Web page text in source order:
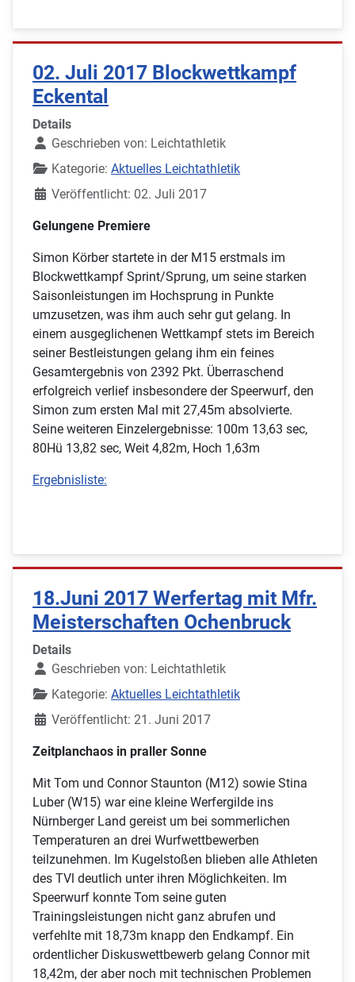
02. Juli 2017 Blockwettkampf
Eckental
Details
Geschrieben von: Leichtathletik
Kategorie: Aktuelles Leichtathletik
Veröffentlicht: 02. Juli 2017
Gelungene Premiere
Simon Körber startete in der M15 erstmals im
Blockwettkampf Sprint/Sprung, um seine starken
Saisonleistungen im Hochsprung in Punkte
umzusetzen, was ihm auch sehr gut gelang. In
einem ausgeglichenen Wettkampf stets im Bereich
seiner Bestleistungen gelang ihm ein feines
Gesamtergebnis von 2392 Pkt. Überraschend
erfolgreich verlief insbesondere der Speerwurf, den
Simon zum ersten Mal mit 27,45m absolvierte.
Seine weiteren Einzelergebnisse: 100m 13,63 sec,
80Hü 13,82 sec, Weit 4,82m, Hoch 1,63m
Ergebnisliste:
18.Juni 2017 Werfertag mit Mfr.
Meisterschaften Ochenbruck
Details
Geschrieben von: Leichtathletik
Kategorie: Aktuelles Leichtathletik
Veröffentlicht: 21. Juni 2017
Zeitplanchaos in praller Sonne
Mit Tom und Connor Staunton (M12) sowie Stina
Luber (W15) war eine kleine Werfergilde ins
Nürnberger Land gereist um bei sommerlichen
Temperaturen an drei Wurfwettbewerben
teilzunehmen. Im Kugelstoßen blieben alle Athleten
des TVl deutlich unter ihren Möglichkeiten. Im
Speerwurf konnte Tom seine guten
Trainingsleistungen nicht ganz abrufen und
verfehlte mit 18,73m knapp den Endkampf. Ein
ordentlicher Diskuswettbewerb gelang Connor mit
18,42m, der aber noch mit technischen Problemen